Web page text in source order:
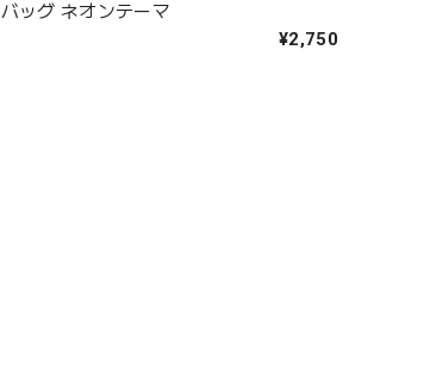
バッグ ネオンテーマ
¥2,750